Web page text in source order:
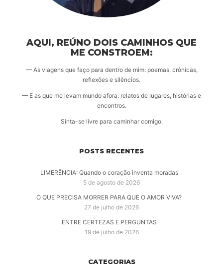
AQUI, REÚNO DOIS CAMINHOS QUE
ME CONSTROEM:
— As viagens que faço para dentro de mim: poemas, crônicas,
reflexões e silêncios.
— E as que me levam mundo afora: relatos de lugares, histórias e
encontros.
Sinta-se livre para caminhar comigo.
POSTS RECENTES
LIMERÊNCIA: Quando o coração inventa moradas
5 de agosto de 2026
O QUE PRECISA MORRER PARA QUE O AMOR VIVA?
27 de julho de 2026
ENTRE CERTEZAS E PERGUNTAS
19 de julho de 2026
CATEGORIAS